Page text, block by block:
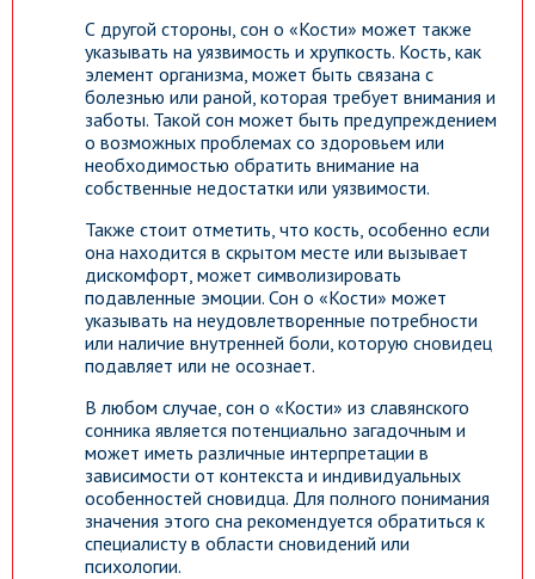
С другой стороны, сон о «Кости» может также
указывать на уязвимость и хрупкость. Кость, как
элемент организма, может быть связана с
болезнью или раной, которая требует внимания и
заботы. Такой сон может быть предупреждением
о возможных проблемах со здоровьем или
необходимостью обратить внимание на
собственные недостатки или уязвимости.
Также стоит отметить, что кость, особенно если
она находится в скрытом месте или вызывает
дискомфорт, может символизировать
подавленные эмоции. Сон о «Кости» может
указывать на неудовлетворенные потребности
или наличие внутренней боли, которую сновидец
подавляет или не осознает.
В любом случае, сон о «Кости» из славянского
сонника является потенциально загадочным и
может иметь различные интерпретации в
зависимости от контекста и индивидуальных
особенностей сновидца. Для полного понимания
значения этого сна рекомендуется обратиться к
специалисту в области сновидений или
психологии.